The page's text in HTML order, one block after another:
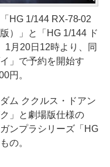
HG 1/144 RX-78-02
）」と「HG 1/144 ド
1月20日12時より、同
」で予約を開始す
円。
ム ククルス・ドアン
」と劇場版仕様の
ンプラシリーズ「HG
の。